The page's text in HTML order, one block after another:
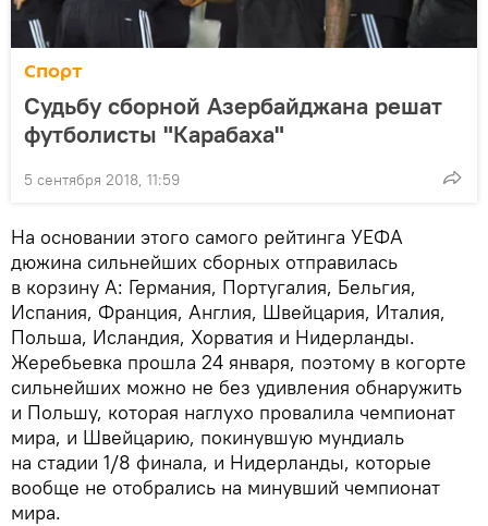
Спорт
Судьбу сборной Азербайджана решат
футболисты "Карабаха"
5 сентября 2018, 11:59
На основании этого самого рейтинга УЕФА
дюжина сильнейших сборных отправилась
в корзину А: Германия, Португалия, Бельгия,
Испания, Франция, Англия, Швейцария, Италия,
Польша, Исландия, Хорватия и Нидерланды.
Жеребьевка прошла 24 января, поэтому в когорте
сильнейших можно не без удивления обнаружить
и Польшу, которая наглухо провалила чемпионат
мира, и Швейцарию, покинувшую мундиаль
на стадии 1/8 финала, и Нидерланды, которые
вообще не отобрались на минувший чемпионат
мира.